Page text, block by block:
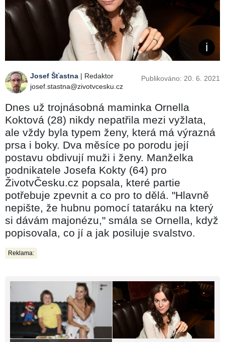
Josef Šťastna | Redaktor
josef.stastna@zivotvcesku.cz
Publikováno: 20. 6. 2021
Dnes už trojnásobná maminka Ornella
Koktová (28) nikdy nepatřila mezi vyžlata,
ale vždy byla typem ženy, která má výrazná
prsa i boky. Dva měsíce po porodu její
postavu obdivují muži i ženy. Manželka
podnikatele Josefa Kokty (64) pro
ŽivotvČesku.cz popsala, které partie
potřebuje zpevnit a co pro to dělá. "Hlavně
nepište, že hubnu pomocí tataráku na který
si dávám majonézu," smála se Ornella, když
popisovala, co jí a jak posiluje svalstvo.
Reklama: